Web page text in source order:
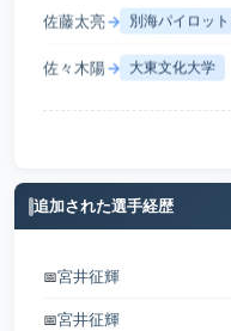
佐藤太亮 → 別海パイロッ
佐々木陽 → 大東文化大学
追加された選手経歴
📅宮井征輝
📅宮井征輝